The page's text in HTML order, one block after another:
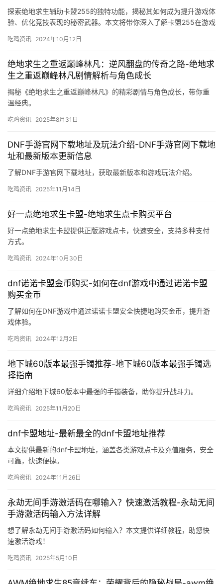
探索绝地求生辅助卡盟255的独特功能，揭秘其如何成为提升游戏体
验、优化竞技表现的秘密武器。本文将带你深入了解卡盟255在游戏
吃鸡资讯 2024年10月12日
绝地求生之重返巅峰林凡：逆风翻盘的传奇之路-绝地求
生之重返巅峰林凡剧情解析与角色成长
揭秘《绝地求生之重返巅峰林凡》的精彩剧情与角色成长，带你重
温经典。
吃鸡资讯 2025年8月31日
DNF手游官网下载地址及玩法介绍-DNF手游官网下载地
址和最新版本更新信息
了解DNF手游官网下载地址，获取最新版本和游戏玩法介绍。
吃鸡资讯 2025年11月14日
好一点绝地求生卡盟-绝地求生点卡购买平台
好一点绝地求生卡盟提供正版游戏点卡，快速安全，支持多种支付
方式。
吃鸡资讯 2024年10月30日
dnf诺诺卡盟金币购买-如何在dnf游戏中通过诺诺卡盟
购买金币
了解如何在DNF游戏中通过诺诺卡盟安全快捷地购买金币，提升游
戏体验。
吃鸡资讯 2024年12月2日
地下城60版本最强手镯推荐-地下城60版本最强手镯选
择指南
详细介绍地下城60版本中最强的手镯装备，助你提升战斗力。
吃鸡资讯 2025年11月20日
dnf卡盟地址-最新最全的dnf卡盟地址推荐
本文提供最新的dnf卡盟地址，涵盖各类游戏点卡及充值服务，安全
可靠，快速便捷。
吃鸡资讯 2024年11月26日
永劫无间手游激活码在哪输入？快速激活教程-永劫无间
手游激活码输入方法详解
想了解永劫无间手游激活码如何输入？本文提供详细教程，助您快
速激活游戏！
吃鸡资讯 2025年5月10日